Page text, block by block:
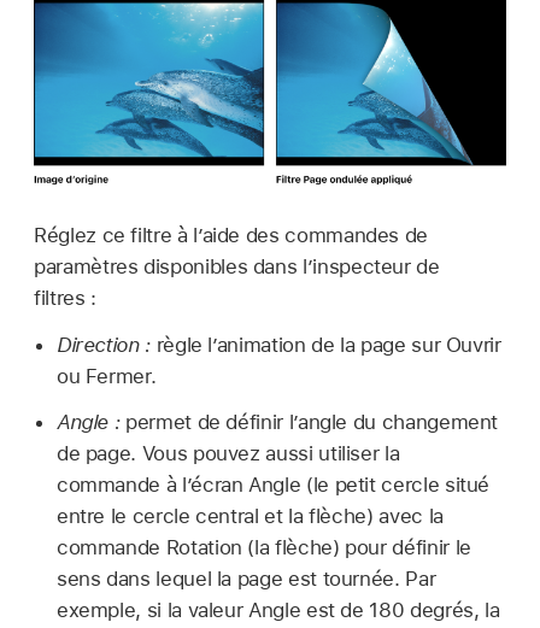
Réglez ce filtre à l’aide des commandes de
paramètres disponibles dans l’inspecteur de
filtres :
Direction :règle l’animation de la page sur Ouvrir
ou Fermer.
Angle :permet de définir l’angle du changement
de page. Vous pouvez aussi utiliser la
commande à l’écran Angle (le petit cercle situé
entre le cercle central et la flèche) avec la
commande Rotation (la flèche) pour définir le
sens dans lequel la page est tournée. Par
exemple, si la valeur Angle est de 180 degrés, la